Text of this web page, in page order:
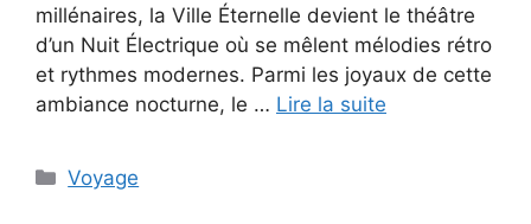
millénaires, la Ville Éternelle devient le théâtre
d’un Nuit Électrique où se mêlent mélodies rétro
et rythmes modernes. Parmi les joyaux de cette
ambiance nocturne, le … Lire la suite
Catégories
Voyage